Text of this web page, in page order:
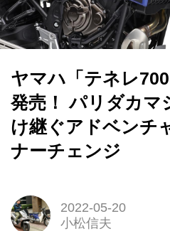
ヤマハ「テネレ
発売！ パリダカマ
け継ぐアドベンチ
ナーチェンジ
2022-05-20
小松信夫